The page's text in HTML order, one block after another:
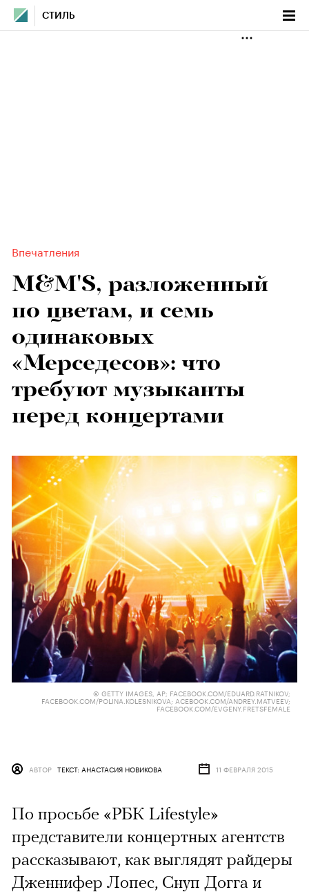
СТИЛЬ
Впечатления
M&M'S, разложенный
по цветам, и семь
одинаковых
«Мерседесов»: что
требуют музыканты
перед концертами
© GETTY IMAGES, AP; FACEBOOK.COM/EDUARD.RATNIKOV;
FACEBOOK.COM/POLINA.KOLESNIKOVA; ACEBOOK.COM/ANDREY.MATVEEV;
FACEBOOK.COM/EVGENY.FRETSFEMALE
АВТОР ТЕКСТ: АНАСТАСИЯ НОВИКОВА 11 ФЕВРАЛЯ 2015
По просьбе «РБК Lifestyle»
представители концертных агентств
рассказывают, как выглядят райдеры
Дженнифер Лопес, Снуп Догга и